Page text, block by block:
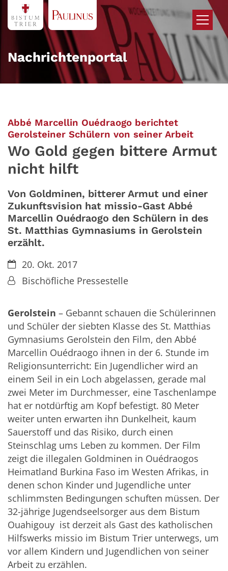
Zum Inhalt springen
Nachrichtenportal
Abbé Marcellin Ouédraogo berichtet
Gerolsteiner Schülern von seiner Arbeit:
Wo Gold gegen bittere Armut
nicht hilft
Von Goldminen, bitterer Armut und einer
Zukunftsvision hat missio-Gast Abbé
Marcellin Ouédraogo den Schülern in des
St. Matthias Gymnasiums in Gerolstein
erzählt.
Datum:20. Okt. 2017
Von:Bischöfliche Pressestelle
Gerolstein – Gebannt schauen die Schülerinnen
und Schüler der siebten Klasse des St. Matthias
Gymnasiums Gerolstein den Film, den Abbé
Marcellin Ouédraogo ihnen in der 6. Stunde im
Religionsunterricht: Ein Jugendlicher wird an
einem Seil in ein Loch abgelassen, gerade mal
zwei Meter im Durchmesser, eine Taschenlampe
hat er notdürftig am Kopf befestigt. 80 Meter
weiter unten erwarten ihn Dunkelheit, kaum
Sauerstoff und das Risiko, durch einen
Steinschlag ums Leben zu kommen. Der Film
zeigt die illegalen Goldminen in Ouédraogos
Heimatland Burkina Faso im Westen Afrikas, in
denen schon Kinder und Jugendliche unter
schlimmsten Bedingungen schuften müssen. Der
32-jährige Jugendseelsorger aus dem Bistum
Ouahigouy ist derzeit als Gast des katholischen
Hilfswerks missio im Bistum Trier unterwegs, um
vor allem Kindern und Jugendlichen von seiner
Arbeit zu erzählen.